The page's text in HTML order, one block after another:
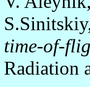
time-of-
Radiation